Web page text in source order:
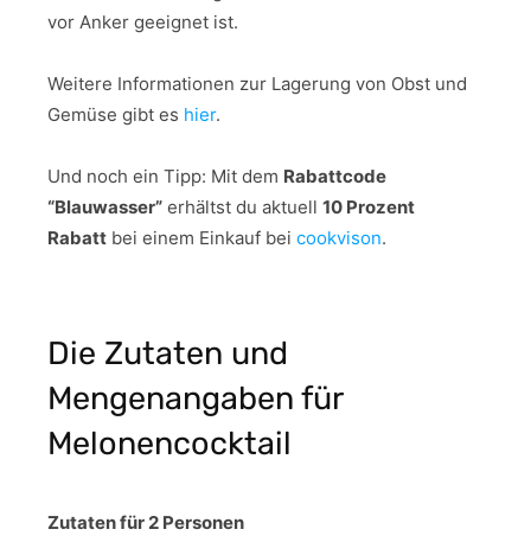
vor Anker geeignet ist.
Weitere Informationen zur Lagerung von Obst und
Gemüse gibt es hier.
Und noch ein Tipp: Mit dem Rabattcode
“Blauwasser” erhältst du aktuell 10 Prozent
Rabatt bei einem Einkauf bei cookvison.
Die Zutaten und
Mengenangaben für
Melonencocktail
Zutaten für 2 Personen